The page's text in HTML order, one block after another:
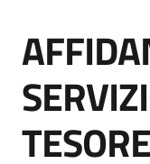
e
strumenti
acquisto
Salta al contenuto